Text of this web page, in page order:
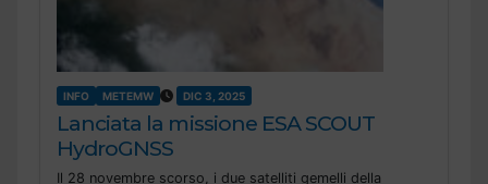
INFO METEMW DIC 3, 2025
Lanciata la missione ESA SCOUT
HydroGNSS
Il 28 novembre scorso, i due satelliti gemelli della